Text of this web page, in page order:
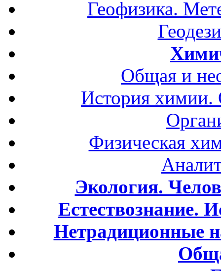
Геофизика.
Общая и
История
Физическая
Экология.
Естествознание.
Нетрадиционные